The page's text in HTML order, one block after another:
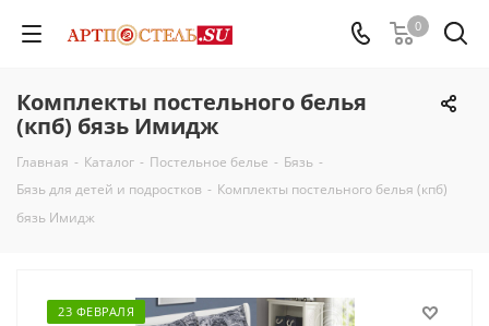
0
Комплекты постельного белья
(кпб) бязь Имидж
Главная - Каталог - Постельное белье - Бязь -
Бязь для детей и подростков - Комплекты постельного белья (кпб)
бязь Имидж
23 ФЕВРАЛЯ